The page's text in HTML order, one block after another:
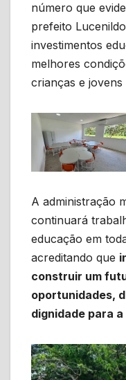
número que
prefeito
investimentos
melhores
crianças e jovens
A administração
continuará
educação em
acreditando que
construir um
oportunidades,
dignidade para